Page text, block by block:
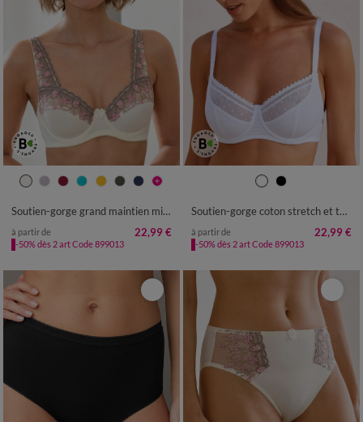
Soutien-gorge grand maintien microfibre Caminata - avec armatures
à partir de 22,99 €
-50% dès 2 art Code 899013
Soutien-gorge coton stretch et tulle plumetis Kalaoa - avec armatures
à partir de 22,99 €
-50% dès 2 art Code 899013